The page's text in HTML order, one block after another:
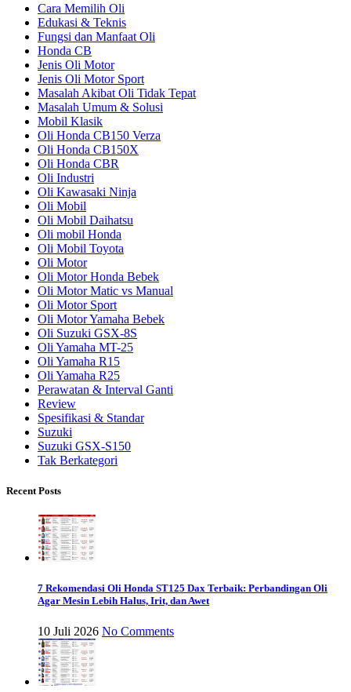
Cara Memilih Oli
Edukasi & Teknis
Fungsi dan Manfaat Oli
Honda CB
Jenis Oli Motor
Jenis Oli Motor Sport
Masalah Akibat Oli Tidak Tepat
Masalah Umum & Solusi
Mobil Klasik
Oli Honda CB150 Verza
Oli Honda CB150X
Oli Honda CBR
Oli Industri
Oli Kawasaki Ninja
Oli Mobil
Oli Mobil Daihatsu
Oli mobil Honda
Oli Mobil Toyota
Oli Motor
Oli Motor Honda Bebek
Oli Motor Matic vs Manual
Oli Motor Sport
Oli Motor Yamaha Bebek
Oli Suzuki GSX-8S
Oli Yamaha MT-25
Oli Yamaha R15
Oli Yamaha R25
Perawatan & Interval Ganti
Review
Spesifikasi & Standar
Suzuki
Suzuki GSX-S150
Tak Berkategori
Recent Posts
7 Rekomendasi Oli Honda ST125 Dax Terbaik: Perbandingan Oli
Agar Mesin Lebih Halus, Irit, dan Awet
10 Juli 2026 No Comments